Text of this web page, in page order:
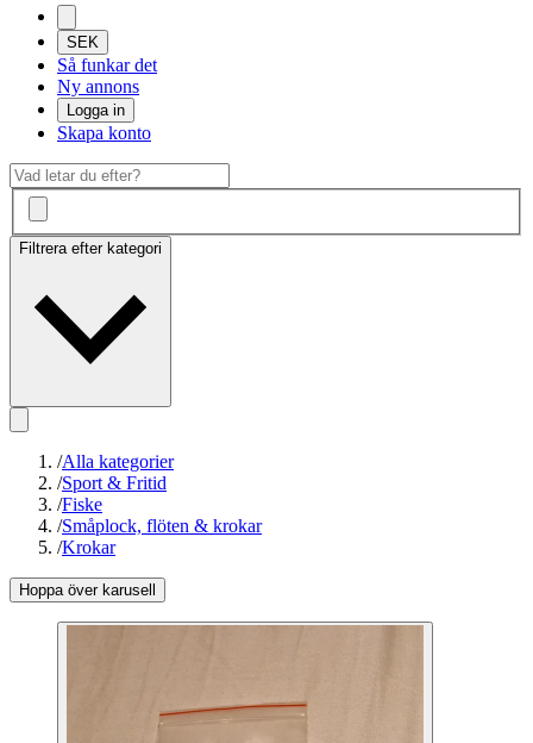
SEK
Så funkar det
Ny annons
Logga in
Skapa konto
Filtrera efter kategori
/Alla kategorier
/Sport & Fritid
/Fiske
/Småplock, flöten & krokar
/Krokar
Hoppa över karusell